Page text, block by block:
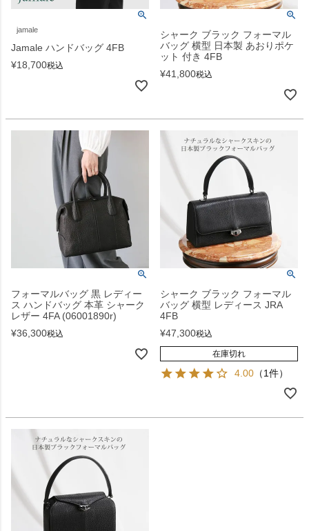
jamale
Jamale ハンドバッグ 4FB
¥18,700税込
シャーク ブラック フォーマル
バッグ 横型 日本製 あおりポケ
ット 付き 4FB
¥41,800税込
フォーマルバッグ 黒 レディー
ス ハンドバッグ 本革 シャーク
レザー 4FA (06001890r)
¥36,300税込
シャーク ブラック フォーマル
バッグ 横型 レディース JRA
4FB
¥47,300税込
在庫切れ
4.00 （1件）